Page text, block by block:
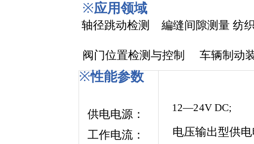
※应用领域
轴径跳动检测 編缝间隙测量 纺织
阀门位置检测与控制 车辆制动
※性能参数
供电电源：
工作电流：
12—24V DC;
电压输出型供